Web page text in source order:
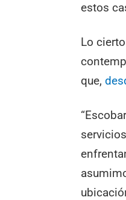
estos
Lo
que,